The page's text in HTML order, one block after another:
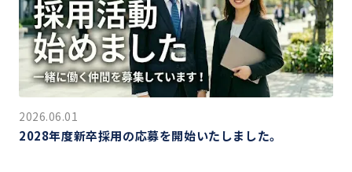
2026.06.01
2028年度新卒採用の応募を開始いたしました。